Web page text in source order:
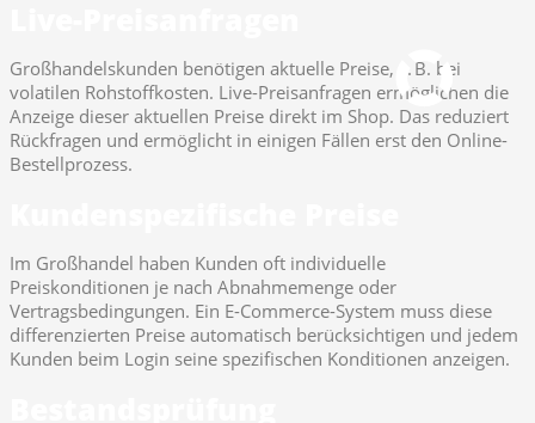
Großhandelskunden benötigen aktuelle Preise, z. B. bei
volatilen Rohstoffkosten. Live-Preisanfragen ermöglichen die
Anzeige dieser aktuellen Preise direkt im Shop. Das reduziert
Rückfragen und ermöglicht in einigen Fällen erst den Online-
Bestellprozess.
Im Großhandel haben Kunden oft individuelle
Preiskonditionen je nach Abnahmemenge oder
Vertragsbedingungen. Ein E-Commerce-System muss diese
differenzierten Preise automatisch berücksichtigen und jedem
Kunden beim Login seine spezifischen Konditionen anzeigen.